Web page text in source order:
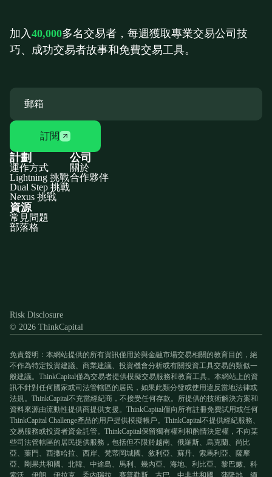
加入40,000多名交易者，每週獲取專業交易公司技
巧、成功交易者故事和免費交易工具。
訂閱
計劃
運作方式
Lightning 挑戰
Dual Step 挑戰
Nexus 挑戰
公司
關於
合作夥伴
資源
常見問題
部落格
Risk Disclosure
© 2026 ThinkCapital
免責聲明：本網站提供的所有資訊僅用於與金融市場交易相關的教育目的，絕
不作為特定投資建議、商業建議、投資機會分析或有關投資工具交易的類似一
般建議。ThinkCapital僅為交易者提供模擬交易服務和教育工具。本網站上的資
訊不針對任何國家或司法管轄區的居民，如果此類分發或使用違反當地法律或
法規。ThinkCapital不充當經紀商，不接受任何存款。所提供的技術解決方案和
資料來源由流動性提供商提供支援。ThinkCapital僅向所有註冊免費試用或任何
ThinkCapital Challenge產品的用戶提供模擬帳戶。ThinkCapital不提供經紀服務、
交易服務或投資者資金託管。ThinkCapital保留獨有權利和酌情決定權，不向某
些司法管轄區的居民提供服務，包括但不限於越南、俄羅斯、烏克蘭、尚比
亞、葉門、西撒哈拉、西岸、梵蒂岡城國、敘利亞、蘇丹、索馬利亞、薩摩
亞、剛果共和國、北韓、中途島、馬利、幾內亞、海地、利比亞、黎巴嫩、科
索沃、伊朗、伊拉克、委內瑞拉、賽普勒斯、古巴、中非共和國、蒲隆地、緬